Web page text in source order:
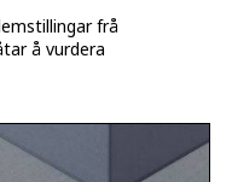
frå
å vurdera